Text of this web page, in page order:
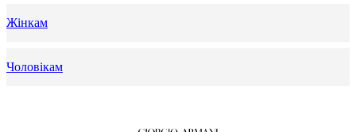
Жінкам
Чоловікам